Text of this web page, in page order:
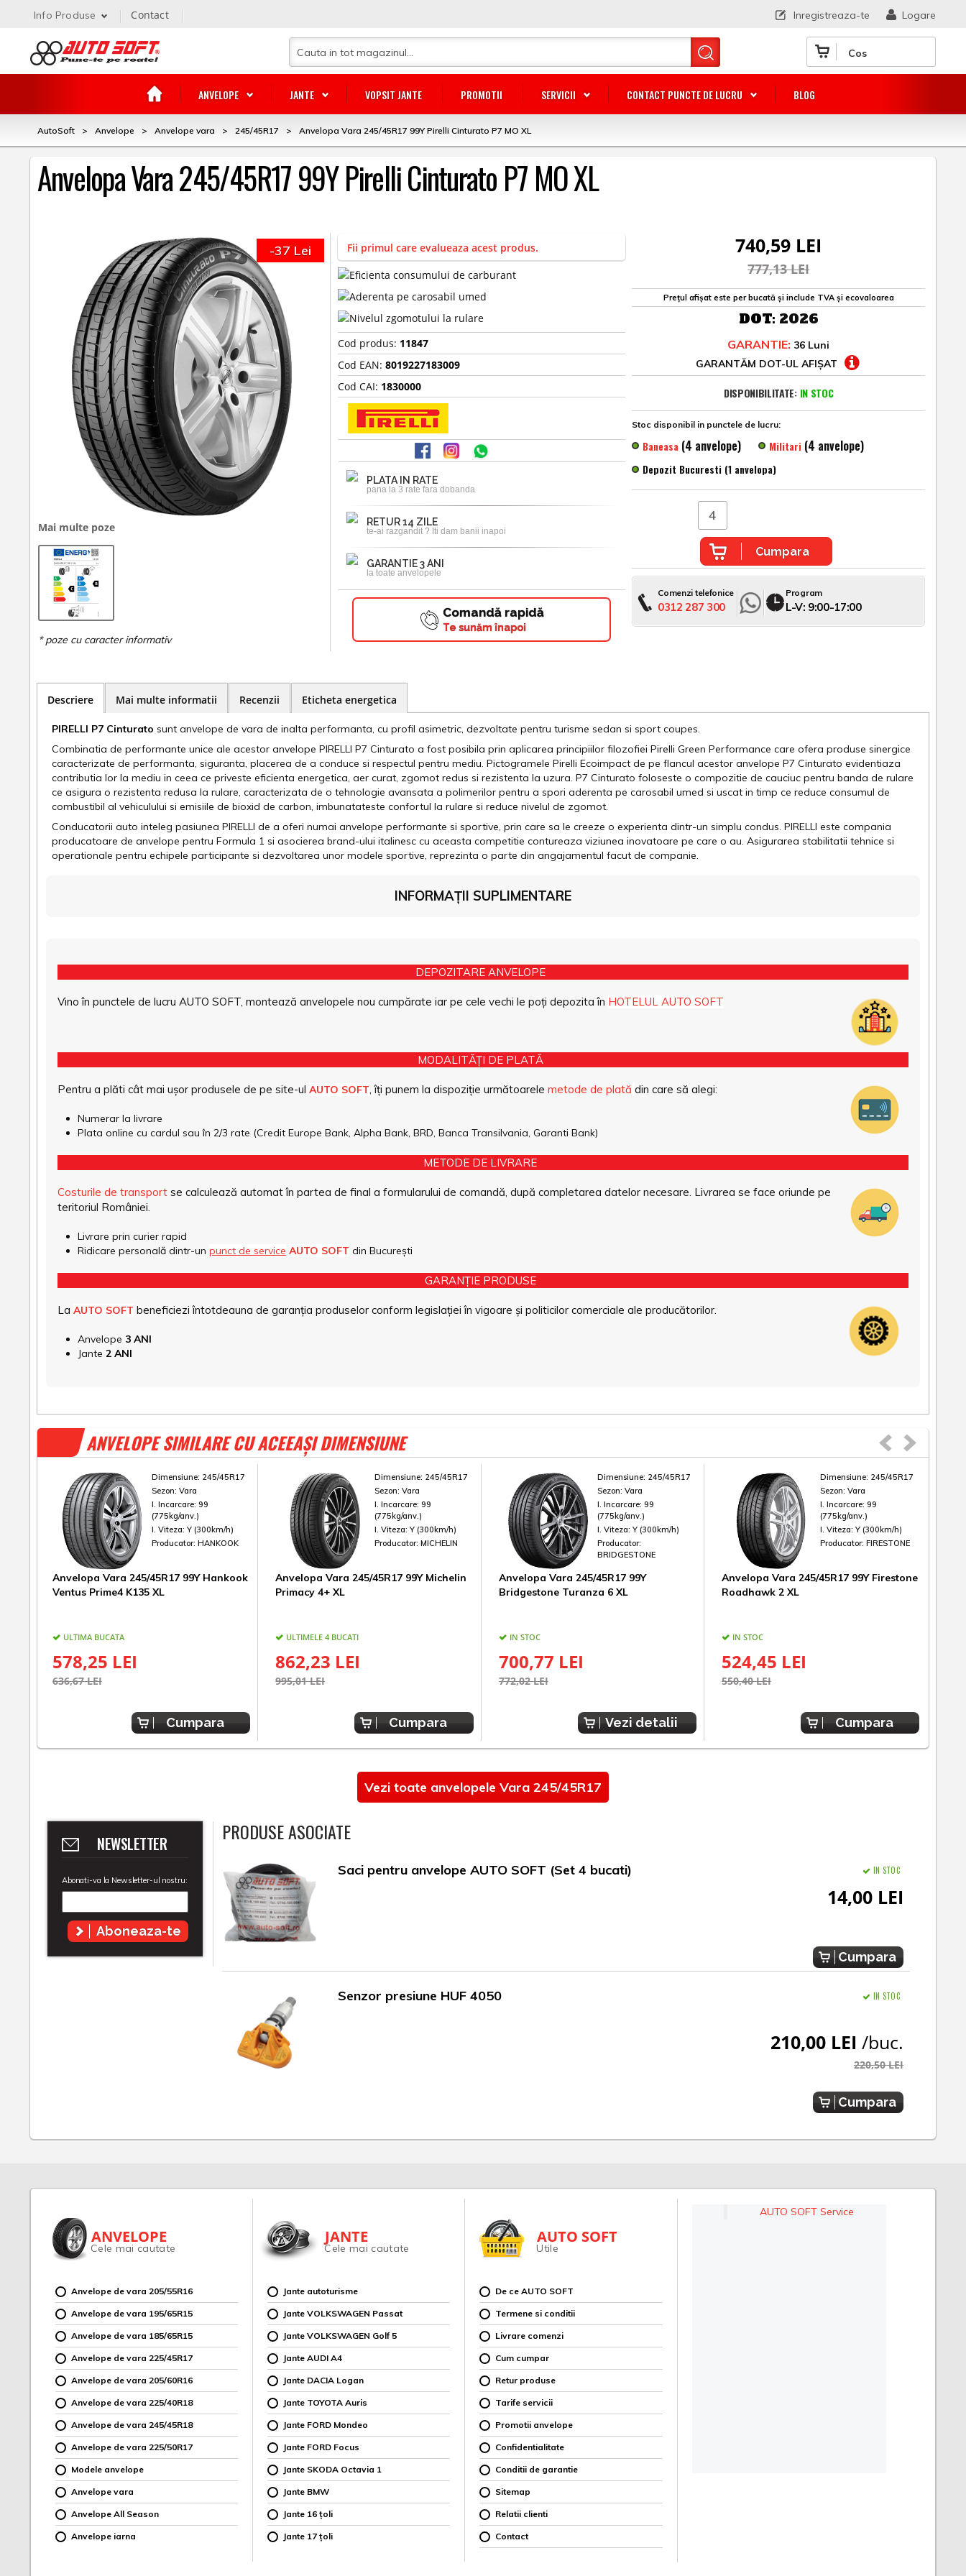
Cos
ANVELOPE JANTE VOPSIT JANTE PROMOTII SERVICII CONTACT PUNCTE DE LUCRU BLOG
Logare
Inregistreaza-te
Info Produse Contact
AutoSoft > Anvelope > Anvelope vara > 245/45R17 > Anvelopa Vara 245/45R17 99Y Pirelli Cinturato P7 MO XL
Anvelopa Vara 245/45R17 99Y Pirelli Cinturato P7 MO XL
Mai multe poze
-37 Lei Fii primul care evalueaza acest produs.
Cod produs: 11847
Cod EAN:8019227183009
Cod CAI: 1830000
PLATA IN RATE
pana la 3 rate fara dobanda
RETUR 14 ZILE
te-ai razgandit ? Iti dam banii inapoi
GARANTIE 3 ANI
la toate anvelopele
Comandă rapidă
Te sunăm înapoi
740,59 LEI
777,13 LEI
Prețul afișat este per bucată și include TVA și ecovaloarea
DOT: 2026
GARANTIE: 36 Luni
GARANTĂM DOT-UL AFIȘAT
DISPONIBILITATE: IN STOC
Stoc disponibil in punctele de lucru:
Baneasa (4 anvelope) Militari (4 anvelope)
Depozit Bucuresti (1 anvelopa)
Cumpara
Comenzi telefonice
0312 287 300
Program
L-V: 9:00-17:00
Descriere Mai multe informatii Recenzii Eticheta energetica
PIRELLI P7 Cinturato sunt anvelope de vara de inalta performanta, cu profil asimetric, dezvoltate pentru turisme sedan si sport coupes.
Combinatia de performante unice ale acestor anvelope PIRELLI P7 Cinturato a fost posibila prin aplicarea principiilor filozofiei Pirelli Green Performance care ofera produse sinergice
caracterizate de performanta, siguranta, placerea de a conduce si respectul pentru mediu. Pictogramele Pirelli Ecoimpact de pe flancul acestor anvelope P7 Cinturato evidentiaza
contributia lor la mediu in ceea ce priveste eficienta energetica, aer curat, zgomot redus si rezistenta la uzura. P7 Cinturato foloseste o compozitie de cauciuc pentru banda de rulare
ce asigura o rezistenta redusa la rulare, caracterizata de o tehnologie avansata a polimerilor pentru a spori aderenta pe carosabil umed si uscat in timp ce reduce consumul de
combustibil al vehiculului si emisiile de bioxid de carbon, imbunatateste confortul la rulare si reduce nivelul de zgomot.
Conducatorii auto inteleg pasiunea PIRELLI de a oferi numai anvelope performante si sportive, prin care sa le creeze o experienta dintr-un simplu condus. PIRELLI este compania
producatoare de anvelope pentru Formula 1 si asocierea brand-ului italinesc cu aceasta competitie contureaza viziunea inovatoare pe care o au. Asigurarea stabilitatii tehnice si
operationale pentru echipele participante si dezvoltarea unor modele sportive, reprezinta o parte din angajamentul facut de companie.
INFORMAȚII SUPLIMENTARE
DEPOZITARE ANVELOPE
Vino în punctele de lucru AUTO SOFT, montează anvelopele nou cumpărate iar pe cele vechi le poți depozita în HOTELUL AUTO SOFT
MODALITĂȚI DE PLATĂ
Pentru a plăti cât mai ușor produsele de pe site-ul AUTO SOFT, îți punem la dispoziție următoarele metode de plată din care să alegi:
Numerar la livrare
Plata online cu cardul sau în 2/3 rate (Credit Europe Bank, Alpha Bank, BRD, Banca Transilvania, Garanti Bank)
METODE DE LIVRARE
Costurile de transport se calculează automat în partea de final a formularului de comandă, după completarea datelor necesare. Livrarea se face oriunde pe
teritoriul României.
Livrare prin curier rapid
Ridicare personală dintr-un punct de service AUTO SOFT din București
GARANȚIE PRODUSE
La AUTO SOFT beneficiezi întotdeauna de garanția produselor conform legislației în vigoare și politicilor comerciale ale producătorilor.
Anvelope 3 ANI
Jante 2 ANI
ANVELOPE SIMILARE CU ACEEAȘI DIMENSIUNE
Dimensiune: 245/45R17
Sezon: Vara
I. Incarcare: 99
(775kg/anv.)
I. Viteza: Y (300km/h)
Producator: HANKOOK
Anvelopa Vara 245/45R17 99Y Hankook
Ventus Prime4 K135 XL
ULTIMA BUCATA
578,25 LEI
636,67 LEI
Cumpara
Dimensiune: 245/45R17
Sezon: Vara
I. Incarcare: 99
(775kg/anv.)
I. Viteza: Y (300km/h)
Producator: MICHELIN
Anvelopa Vara 245/45R17 99Y Michelin
Primacy 4+ XL
ULTIMELE 4 BUCATI
862,23 LEI
995,01 LEI
Cumpara
Dimensiune: 245/45R17
Sezon:Vara
I. Incarcare:99
(775kg/anv.)
I. Viteza:Y (300km/h)
Producator:
BRIDGESTONE
Anvelopa Vara 245/45R17 99Y
Bridgestone Turanza 6 XL
IN STOC
700,77 LEI
772,02 LEI
Vezi detalii
Dimensiune: 245/45R17
Sezon:Vara
I. Incarcare:99
(775kg/anv.)
I. Viteza:Y (300km/h)
Producator:FIRESTONE
Anvelopa Vara 245/45R17 99Y Firestone
Roadhawk 2 XL
IN STOC
524,45 LEI
550,40 LEI
Cumpara
Vezi toate anvelopele Vara 245/45R17
NEWSLETTER
Abonati-va la Newsletter-ul nostru:
Aboneaza-te
PRODUSE ASOCIATE
Saci pentru anvelope AUTO SOFT (Set 4 bucati) IN STOC
14,00 LEI
Cumpara
Senzor presiune HUF 4050 IN STOC
210,00 LEI /buc.
220,50 LEI
Cumpara
ANVELOPE
Cele mai cautate
Anvelope de vara 205/55R16
Anvelope de vara 195/65R15
Anvelope de vara 185/65R15
Anvelope de vara 225/45R17
Anvelope de vara 205/60R16
Anvelope de vara 225/40R18
Anvelope de vara 245/45R18
Anvelope de vara 225/50R17
Modele anvelope
Anvelope vara
Anvelope All Season
Anvelope iarna
JANTE
Cele mai cautate
Jante autoturisme
Jante VOLKSWAGEN Passat
Jante VOLKSWAGEN Golf 5
Jante AUDI A4
Jante DACIA Logan
Jante TOYOTA Auris
Jante FORD Mondeo
Jante FORD Focus
Jante SKODA Octavia 1
Jante BMW
Jante 16 țoli
Jante 17 țoli
AUTO SOFT
Utile
De ce AUTO SOFT
Termene si conditii
Livrare comenzi
Cum cumpar
Retur produse
Tarife servicii
Promotii anvelope
Confidentialitate
Conditii de garantie
Sitemap
Relatii clienti
Contact
AUTO SOFT Service